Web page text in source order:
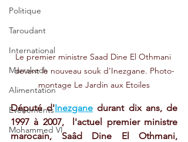
Politique
Taroudant
International
Marrakech
Alimentation
Evénements
Mohammed VI
Le premier ministre Saad Dine El Othmani
devant le nouveau souk d'Inezgane. Photo-
montage Le Jardin aux Etoiles
Député d'Inezgane durant dix ans, de
1997 à 2007,  l'actuel premier ministre
marocain, Saâd Dine El Othmani,